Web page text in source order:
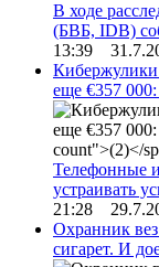
В ходе
(БВБ, IDB)
13:39
еще €357
Телефонные
устраивать
21:28
Охранник
сигарет. И